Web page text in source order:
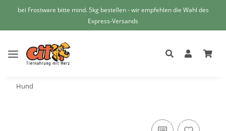
bei Frostware bitte mind. 5kg bestellen - wir empfehlen die Wahl des
Express-Versands
Hund